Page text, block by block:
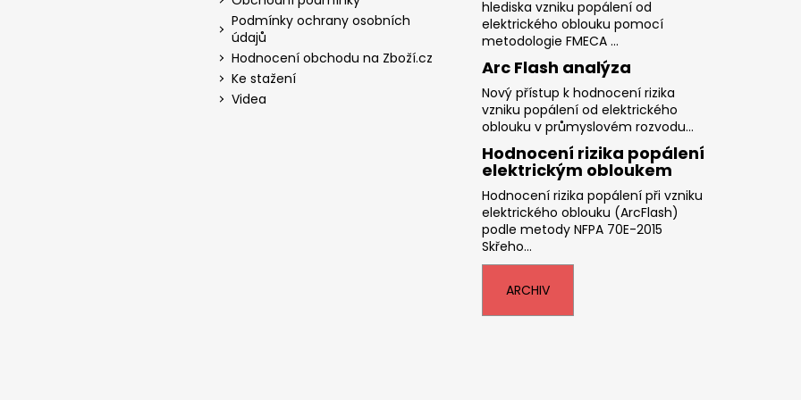
Podmínky ochrany osobních
údajů
Hodnocení obchodu na Zboží.cz
Ke stažení
Videa
hlediska vzniku popálení od
elektrického oblouku pomocí
metodologie FMECA ...
Arc Flash analýza
Nový přístup k hodnocení rizika
vzniku popálení od elektrického
oblouku v průmyslovém rozvodu...
Hodnocení rizika popálení
elektrickým obloukem
Hodnocení rizika popálení při vzniku
elektrického oblouku (ArcFlash)
podle metody NFPA 70E-2015
Skřeho...
ARCHIV